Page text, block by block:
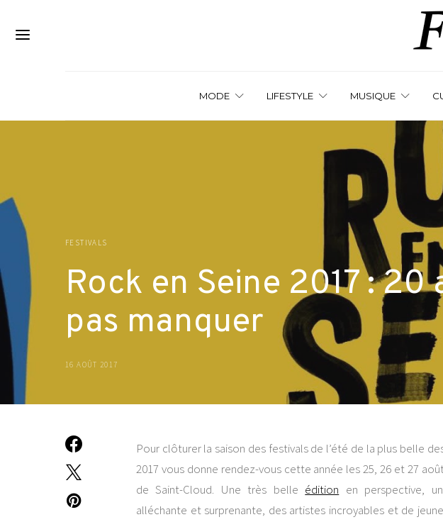
MODE LIFESTYLE MUSIQUE
FESTIVALS
Rock en Seine 2017 :
pas manquer
16 AOÛT 2017
Pour clôturer la saison des festivals de l’été de la plus belle
2017 vous donne rendez-vous cette année les 25, 26 et 27
de Saint-Cloud. Une très belle édition en perspective,
alléchante et surprenante, des artistes incroyables et de